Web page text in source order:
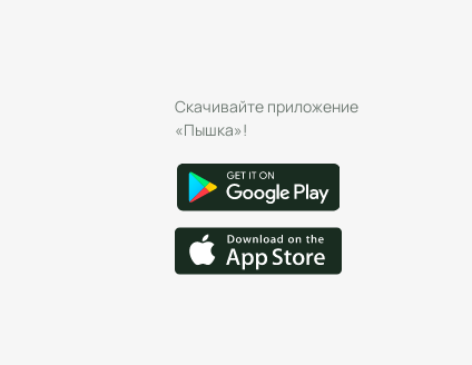
Скачивайте приложение
«Пышка»!